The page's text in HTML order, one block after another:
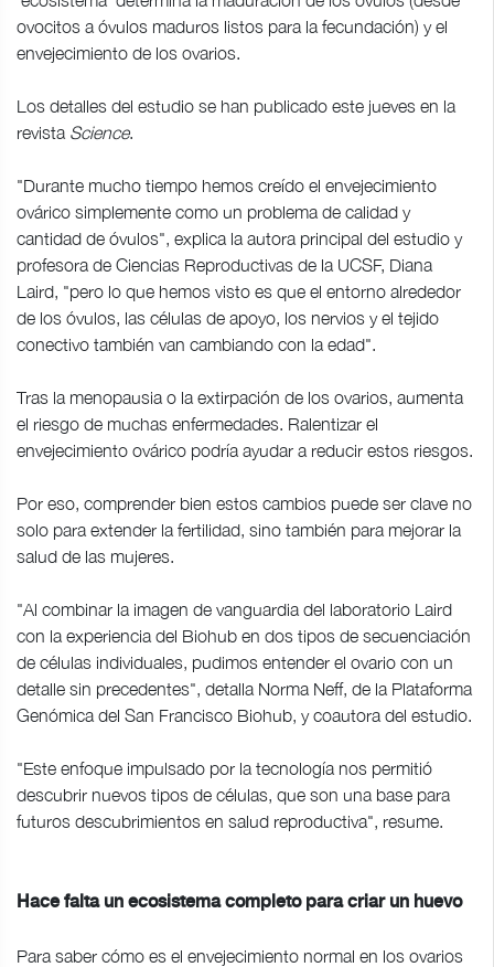
ovocitos a óvulos maduros listos para la fecundación) y el
envejecimiento de los ovarios.
Los detalles del estudio se han publicado este jueves en la
revista Science.
"Durante mucho tiempo hemos creído el envejecimiento
ovárico simplemente como un problema de calidad y
cantidad de óvulos", explica la autora principal del estudio y
profesora de Ciencias Reproductivas de la UCSF, Diana
Laird, "pero lo que hemos visto es que el entorno alrededor
de los óvulos, las células de apoyo, los nervios y el tejido
conectivo también van cambiando con la edad".
Tras la menopausia o la extirpación de los ovarios, aumenta
el riesgo de muchas enfermedades. Ralentizar el
envejecimiento ovárico podría ayudar a reducir estos riesgos.
Por eso, comprender bien estos cambios puede ser clave no
solo para extender la fertilidad, sino también para mejorar la
salud de las mujeres.
"Al combinar la imagen de vanguardia del laboratorio Laird
con la experiencia del Biohub en dos tipos de secuenciación
de células individuales, pudimos entender el ovario con un
detalle sin precedentes", detalla Norma Neff, de la Plataforma
Genómica del San Francisco Biohub, y coautora del estudio.
"Este enfoque impulsado por la tecnología nos permitió
descubrir nuevos tipos de células, que son una base para
futuros descubrimientos en salud reproductiva", resume.
Hace falta un ecosistema completo para criar un huevo
Para saber cómo es el envejecimiento normal en los ovarios